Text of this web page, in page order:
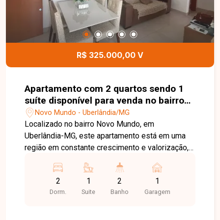
busca um apartamento pronto para morar, em uma
região em constante valorização de Uberlândia.
Entre em contato e agende sua visita!
R$ 325.000,00 V
Apartamento com 2 quartos sendo 1
suíte disponível para venda no bairro
Novo Mundo em Uberlândia-MG
Novo Mundo - Uberlândia/MG
Localizado no bairro Novo Mundo, em
Uberlândia-MG, este apartamento está em uma
região em constante crescimento e valorização,
principais vias da cidade. Próximo a
supermercados, farmácias, academias, escolas e
diversos comércios e serviços, oferece
2
Dorm.
1
Suite
2
Banho
1
Garagem